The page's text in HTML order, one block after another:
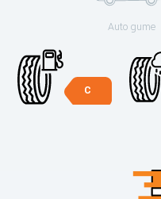
Auto gume
C